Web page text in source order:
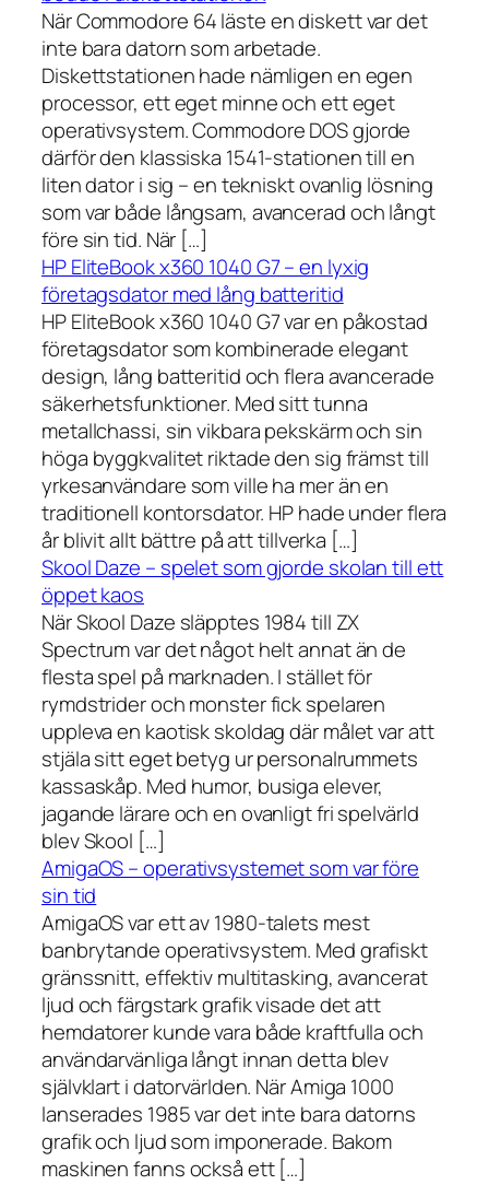
När Commodore 64 läste en diskett var det
inte bara datorn som arbetade.
Diskettstationen hade nämligen en egen
processor, ett eget minne och ett eget
operativsystem. Commodore DOS gjorde
därför den klassiska 1541-stationen till en
liten dator i sig – en tekniskt ovanlig lösning
som var både långsam, avancerad och långt
före sin tid. När […]
HP EliteBook x360 1040 G7 – en lyxig
företagsdator med lång batteritid
HP EliteBook x360 1040 G7 var en påkostad
företagsdator som kombinerade elegant
design, lång batteritid och flera avancerade
säkerhetsfunktioner. Med sitt tunna
metallchassi, sin vikbara pekskärm och sin
höga byggkvalitet riktade den sig främst till
yrkesanvändare som ville ha mer än en
traditionell kontorsdator. HP hade under flera
år blivit allt bättre på att tillverka […]
Skool Daze – spelet som gjorde skolan till ett
öppet kaos
När Skool Daze släpptes 1984 till ZX
Spectrum var det något helt annat än de
flesta spel på marknaden. I stället för
rymdstrider och monster fick spelaren
uppleva en kaotisk skoldag där målet var att
stjäla sitt eget betyg ur personalrummets
kassaskåp. Med humor, busiga elever,
jagande lärare och en ovanligt fri spelvärld
blev Skool […]
AmigaOS – operativsystemet som var före
sin tid
AmigaOS var ett av 1980-talets mest
banbrytande operativsystem. Med grafiskt
gränssnitt, effektiv multitasking, avancerat
ljud och färgstark grafik visade det att
hemdatorer kunde vara både kraftfulla och
användarvänliga långt innan detta blev
självklart i datorvärlden. När Amiga 1000
lanserades 1985 var det inte bara datorns
grafik och ljud som imponerade. Bakom
maskinen fanns också ett […]